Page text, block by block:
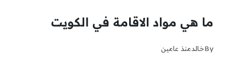
ما هي مواد الاقامة في الكويت
Byخالدمنذ عامين